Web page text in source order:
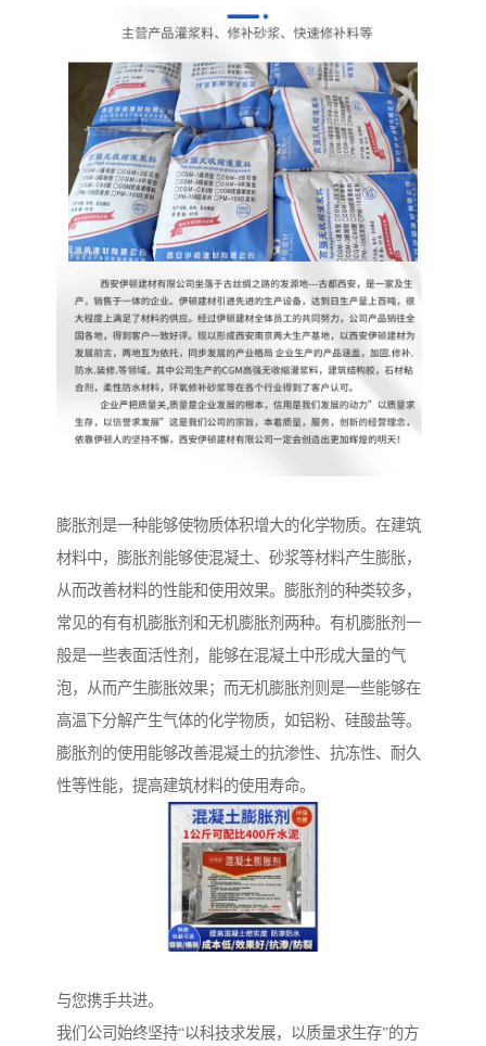
膨胀剂是一种能够使物质体积增大的化学物质。在建筑
材料中，膨胀剂能够使混凝土、砂浆等材料产生膨胀，
从而改善材料的性能和使用效果。膨胀剂的种类较多，
常见的有有机膨胀剂和无机膨胀剂两种。有机膨胀剂一
般是一些表面活性剂，能够在混凝土中形成大量的气
泡，从而产生膨胀效果；而无机膨胀剂则是一些能够在
高温下分解产生气体的化学物质，如铝粉、硅酸盐等。
膨胀剂的使用能够改善混凝土的抗渗性、抗冻性、耐久
性等性能，提高建筑材料的使用寿命。
与您携手共进。
我们公司始终坚持“以科技求发展，以质量求生存”的方